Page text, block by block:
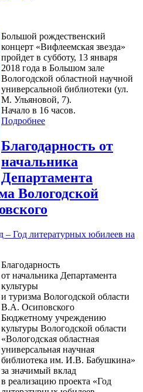
Большой рождественский
концерт «Вифлеемская звезда»
пройдет в субботу, 13 января
2018 года в Большом зале
Вологодской областной научной
универсальной библиотеки (ул.
М. Ульяновой, 7).
Начало в 16 часов.
Подробнее
Благодарность от
начальника
Департамента
Вологодской
– Год литературных юбилеев на
Благодарность
от начальника Департамента
культуры
и туризма Вологодской области
В.А. Осиповского
Бюджетному учреждению
культуры Вологодской области
«Вологодская областная
универсальная научная
библиотека им. И.В. Бабушкина»
за значимый вклад
в реализацию проекта «Год